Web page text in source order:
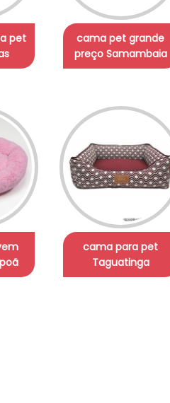
pet
cama pet grande
preço Samambaia
cama para pet
Taguatinga